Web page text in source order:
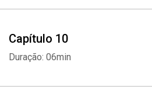
Capítulo 10
Duração: 06min